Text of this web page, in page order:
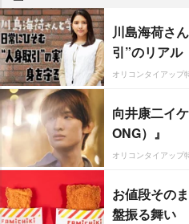
川島海荷さ
引”のリアル
オリコンタイアップ
向井康二イ
ONG）』
オリコンタイアップ
お値段その
盤振る舞い